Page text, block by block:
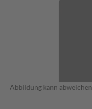
Abbildung kann abweichen